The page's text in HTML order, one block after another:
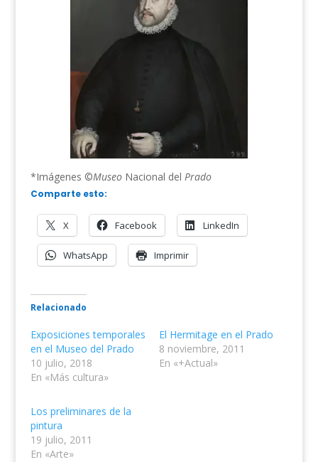
*Imágenes ©MuseoNacional del Prado
Comparte esto:
X Facebook LinkedIn
WhatsApp Imprimir
Relacionado
Exposiciones temporales
en el Museo del Prado
10 julio, 2018
En «Más cultura»
El Hermitage en el Prado
8 noviembre, 2011
En «+Actual»
Los preliminares de la
pintura
19 julio, 2011
En «Arte»